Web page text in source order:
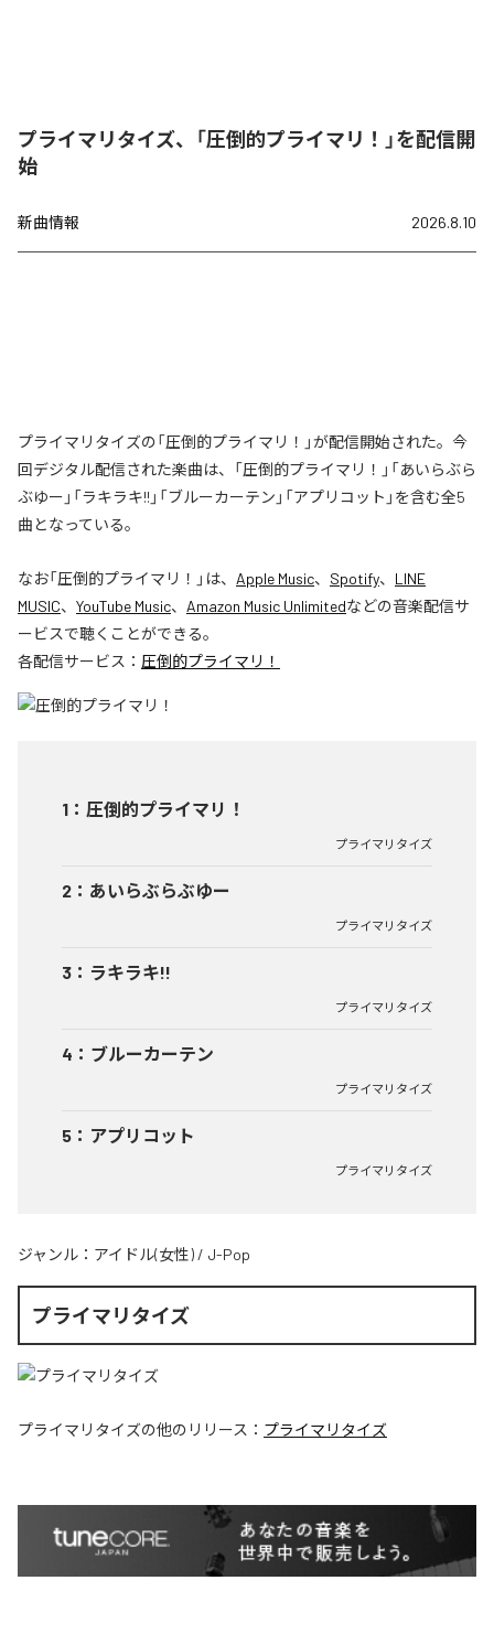
プライマリタイズ、「圧倒的プライマリ！」を配信開
始
新曲情報 2026.8.10
プライマリタイズの「圧倒的プライマリ！」が配信開始された。今
回デジタル配信された楽曲は、「圧倒的プライマリ！」「あいらぶら
ぶゆー」「ラキラキ!!」「ブルーカーテン」「アプリコット」を含む全5
曲となっている。
なお「圧倒的プライマリ！ 」は、 Apple Music、 Spotify、 LINE
MUSIC、 YouTube Music、 Amazon Music Unlimitedなどの音楽配信サ
ービスで聴くことができる。
各配信サービス： 圧倒的プライマリ！
1 ： 圧倒的プライマリ！
プライマリタイズ
2 ： あいらぶらぶゆー
プライマリタイズ
3 ： ラキラキ!!
プライマリタイズ
4 ： ブルーカーテン
プライマリタイズ
5 ： アプリコット
プライマリタイズ
ジャンル： アイドル(女性) / J-Pop
プライマリタイズ
プライマリタイズの他のリリース： プライマリタイズ